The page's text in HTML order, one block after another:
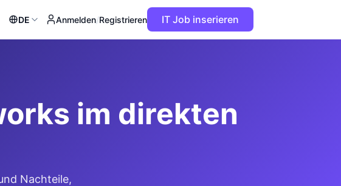
DE Anmelden/Registrieren IT Job inserieren
im direkten
Nachteile,